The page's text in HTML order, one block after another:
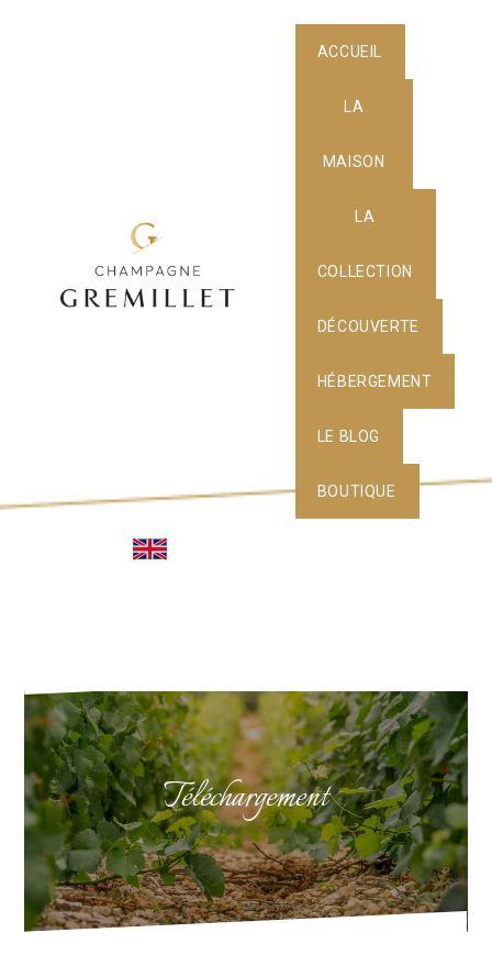
ACCUEIL
LA
MAISON
LA
COLLECTION
DÉCOUVERTE
HÉBERGEMENT
LE BLOG
BOUTIQUE
Téléchargement